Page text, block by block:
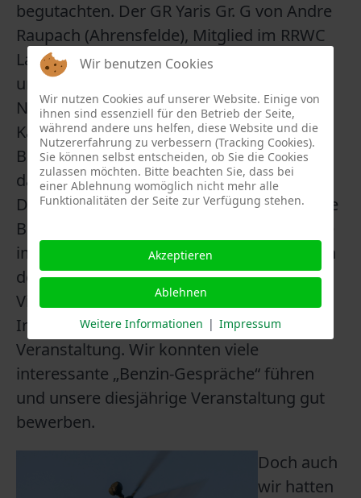
begutachten. Der GR Yaris Gr. G von Andre
Raupach (Ahrensfelde), Mitglied im RRWC
Lausitz e.V., parkte den ganzen Tag an
unserem Stand.
Neben den Panzern und dem
Kampfhubschrauber „Tiger“ der
Bundeswehr war das Rallyefahrzeug mit
das beliebteste Fotomotiv des Tages.
Der Sitzbereich vor der Videowand lud viele
Besucher zum Verweilen ein. Die Sitzpause
im Schatten mit spektakulären Aufnahmen
der Lausitz-Rallye kam vielen genau recht.
Viele Besucher zeigen auch großes
Interesse an unserem Verein und unserer
Veranstaltung. Wir konnten viele
interessante „Benzin-Gespräche“ führen
und unsere diesjährige Veranstaltung gut
bewerben.
Doch auch
wir hatten
Wir benutzen Cookies
Wir nutzen Cookies auf unserer Website. Einige von
ihnen sind essenziell für den Betrieb der Seite,
während andere uns helfen, diese Website und die
Nutzererfahrung zu verbessern (Tracking Cookies).
Sie können selbst entscheiden, ob Sie die Cookies
zulassen möchten. Bitte beachten Sie, dass bei
einer Ablehnung womöglich nicht mehr alle
Funktionalitäten der Seite zur Verfügung stehen.
Akzeptieren
Ablehnen
Weitere Informationen | Impressum